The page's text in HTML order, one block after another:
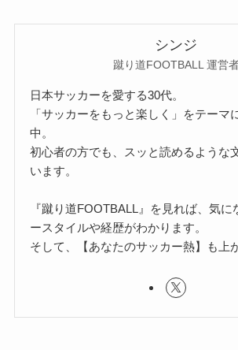
シンジ
蹴り道FOOTBALL 運営
日本サッカーを愛する30代。
「サッカーをもっと楽しく」をテーマ
中。
初心者の方でも、スッと読めるような
います。
『蹴り道FOOTBALL』を見れば、気に
ースタイルや経歴がわかります。
そして、【あなたのサッカー熱】も上